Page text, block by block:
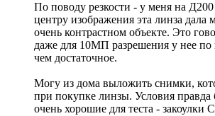
По поводу резкости - у меня на
центру изображения эта линза дала
очень контрастном объекте. Это
даже для 10МП разрешения у нее по
чем достаточное.
Могу из дома выложить снимки,
при покупке линзы. Условия
очень хорошие для теста - закоулки